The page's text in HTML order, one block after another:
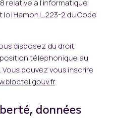
relative à l’informatique
Hamon L.223-2 du Code
disposez du droit
téléphonique au
pouvez vous inscrire
données